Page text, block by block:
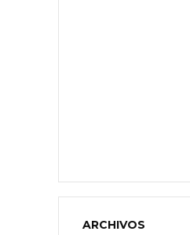
ARCHIVOS